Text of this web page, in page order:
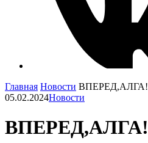
Главная Новости ВПЕРЕД,АЛГА!
05.02.2024Новости
ВПЕРЕД,АЛГА!